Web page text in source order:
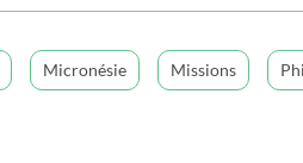
Micronésie Missions